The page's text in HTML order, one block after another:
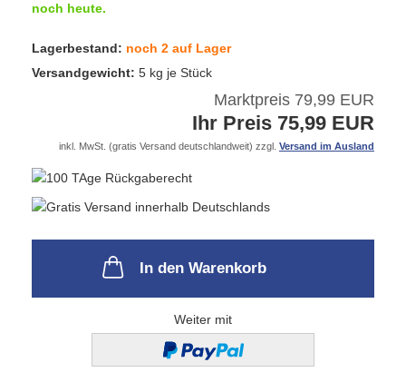
noch heute.
Lagerbestand: noch 2 auf Lager
Versandgewicht: 5 kg je Stück
Marktpreis 79,99 EUR
Ihr Preis 75,99 EUR
inkl. MwSt. (gratis Versand deutschlandweit) zzgl. Versand im Ausland
In den Warenkorb
Weiter mit